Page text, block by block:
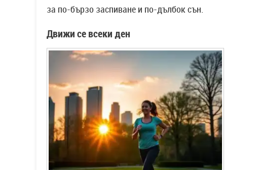
за по-бързо заспиване и по-дълбок сън.
Движи се всеки ден